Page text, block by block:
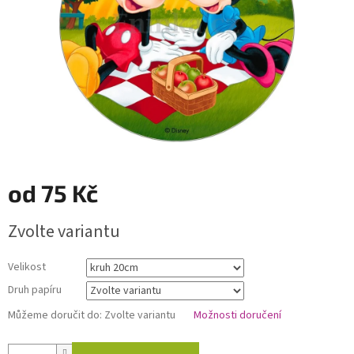
od 75 Kč
cena:
Zvolte variantu
Velikost
Druh papíru
Můžeme doručit do: Zvolte variantu Možnosti doručení